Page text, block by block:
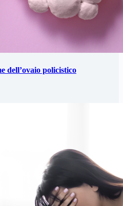
dell’ovaio policistico